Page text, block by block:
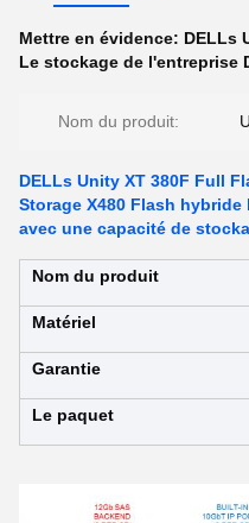
Mettre en évidence: DELLs
Le stockage de l'entreprise
Nom du produit:
DELLs Unity XT 380F Full
Storage X480 Flash
avec une capacité de
Nom du produit
Matériel
Garantie
Le paquet